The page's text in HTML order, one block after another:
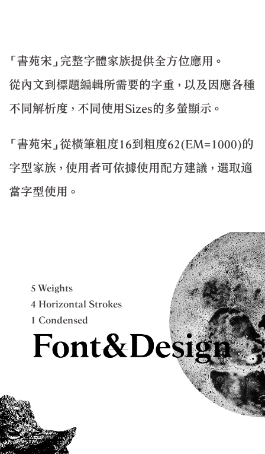
「書苑宋」完整字體家族提供全方位應用。
從內文到標題編輯所需要的字重，以及因應各種
不同解析度，不同使用Sizes的多螢顯示。
「書苑宋」從橫筆粗度16到粗度62(EM=1000)的
字型家族，使用者可依據使用配方建議，選取適
當字型使用。
5 Weights
4 Horizontal Strokes
1 Condensed